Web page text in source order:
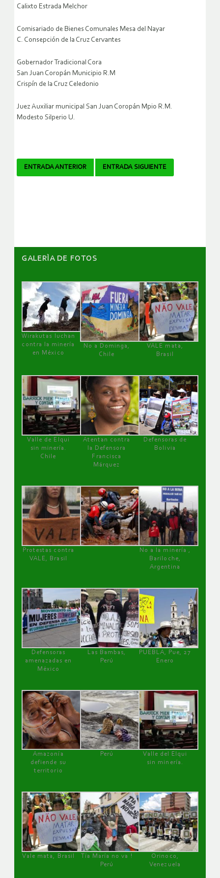
Calixto Estrada Melchor
Comisariado de Bienes Comunales Mesa del Nayar
C. Consepción de la Cruz Cervantes
Gobernador Tradicional Cora
San Juan Coropán Municipio R.M
Crispín de la Cruz Celedonio
Juez Auxiliar municipal San Juan Coropán Mpio R.M.
Modesto Silperio U.
Navegador
ENTRADA ANTERIOR ENTRADA SIGUIENTE
GALERÌA DE FOTOS
Wirakutas luchan
contra la minería
en México
No a Dominga,
Chile
VALE mata,
Brasil
Valle de Elqui
sin minería.
Chile
Atentan contra
la Defensora
Francisca
Márquez
Defensoras de
Bolivia
Protestas contra
VALE, Brasil
No a la minería ,
Bariloche,
Argentina
Defensoras
amenazadas en
México
Las Bambas,
Perú
PUEBLA, Pue, 27
Enero
Amazonía
defiende su
territorio
Perú
Valle del Elqui
sin minería.
Vale mata, Brasil
Tía María no va !
Perú
Orinoco,
Venezuela